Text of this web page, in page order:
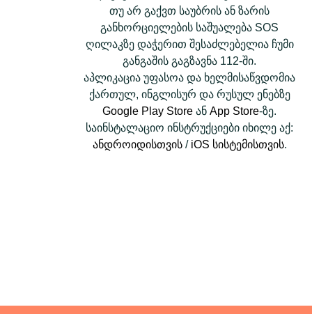
თუ არ გაქვთ საუბრის ან ზარის
განხორციელების საშუალება SOS
ღილაკზე დაჭერით შესაძლებელია ჩუმი
განგაშის გაგზავნა 112-ში.
აპლიკაცია უფასოა და ხელმისაწვდომია
ქართულ, ინგლისურ და რუსულ ენებზე
Google Play Store ან App Store-ზე.
საინსტალაციო ინსტრუქციები იხილე აქ:
ანდროიდისთვის/ iOS სისტემისთვის.